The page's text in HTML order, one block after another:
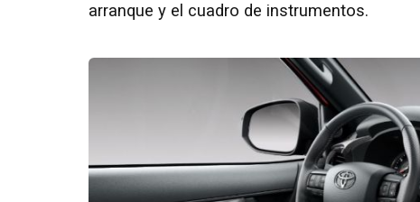
arranque y el cuadro de instrumentos.